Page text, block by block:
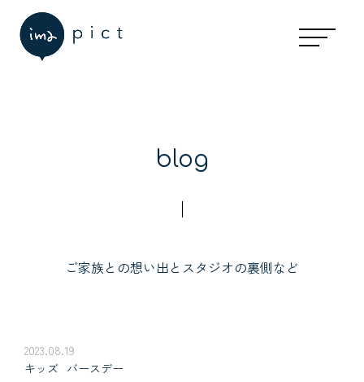
blog
ご家族との想い出とスタジオの裏側など
2023.08.19
キッズ バースデー